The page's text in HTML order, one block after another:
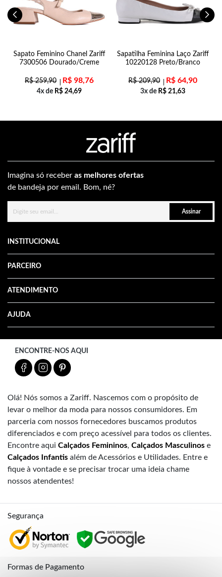
Sapato Feminino Chanel Zariff
7300506 Dourado/Creme
R$259,90 R$ 98,76
4x de R$ 24,69
Sapatilha Feminina Laço Zariff
10220128 Preto/Branco
R$209,90 R$ 64,90
3x de R$ 21,63
Imagina só receber as melhores ofertas
de bandeja por email. Bom, né?
Assinar
INSTITUCIONAL
PARCEIRO
ATENDIMENTO
AJUDA
ENCONTRE-NOS AQUI
Olá! Nós somos a Zariff. Nascemos com o propósito de
levar o melhor da moda para nossos consumidores. Em
parceria com nossos fornecedores buscamos produtos
diferenciados e com preço acessível para todos os clientes.
Encontre aqui Calçados Femininos, Calçados Masculinos e
Calçados Infantis além de Acessórios e Utilidades. Entre e
fique à vontade e se precisar trocar uma ideia chame
nossos atendentes!
Segurança
Formas de Pagamento